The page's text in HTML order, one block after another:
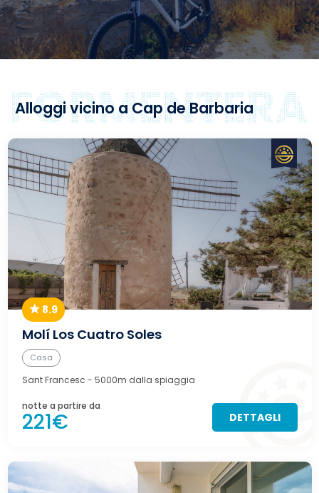
Alloggi vicino a Cap de Barbaria
8.9
Molí Los Cuatro Soles
Casa
Sant Francesc - 5000m dalla spiaggia
notte a partire da
221€ DETTAGLI